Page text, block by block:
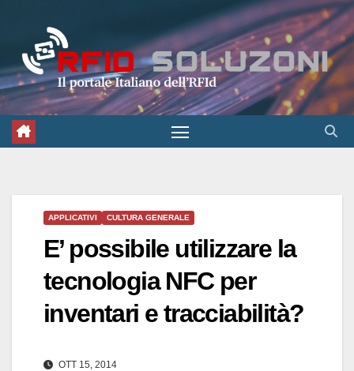
contenuto
APPLICATIVI CULTURA GENERALE
E’ possibile utilizzare la
tecnologia NFC per
inventari e tracciabilità?
OTT 15, 2014